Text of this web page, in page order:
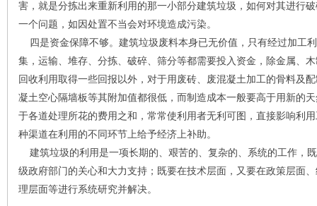
害，就是分拣出来重新利用的那一小部分建筑垃圾，如何对其进行
一个问题，如因处置不当会对环境造成污染。
四是资金保障不够。建筑垃圾废料本身已无价值，只有经过加工
集，运输、堆存、分拣、破碎、筛分等都需要投入资金，除金属、
回收利用取得一些回报以外，对于用废砖、废混凝土加工的骨料及
凝土空心隔墙板等其附加值都很低，而制造成本一般要高于用新的
于各道处理所花的费用之和，常常使利用者无利可图，直接影响利
种渠道在利用的不同环节上给予经济上补助。
建筑垃圾的利用是一项长期的、艰苦的、复杂的、系统的工作，
级政府部门的关心和大力支持；既要在技术层面，又要在政策层面
理层面等进行系统研究并解决。